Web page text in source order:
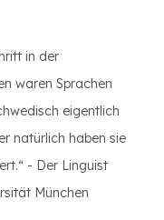
in der
waren Sprachen
eigentlich
natürlich haben sie
- Der Linguist
München